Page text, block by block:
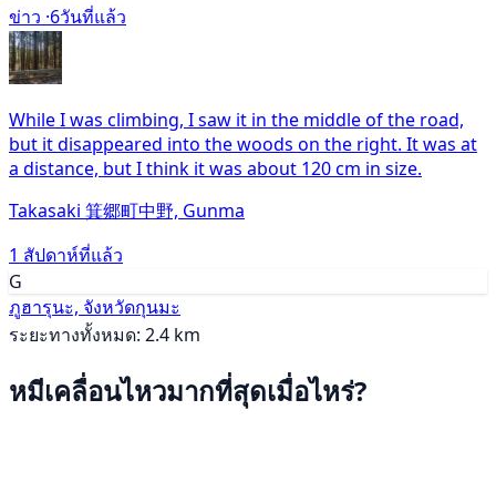
ข่าว ·6วันที่แล้ว
While I was climbing, I saw it in the middle of the road,
but it disappeared into the woods on the right. It was at
a distance, but I think it was about 120 cm in size.
Takasaki 箕郷町中野, Gunma
1 สัปดาห์ที่แล้ว
G
ภูฮารุนะ, จังหวัดกุนมะ
ระยะทางทั้งหมด: 2.4 km
หมีเคลื่อนไหวมากที่สุดเมื่อไหร่?